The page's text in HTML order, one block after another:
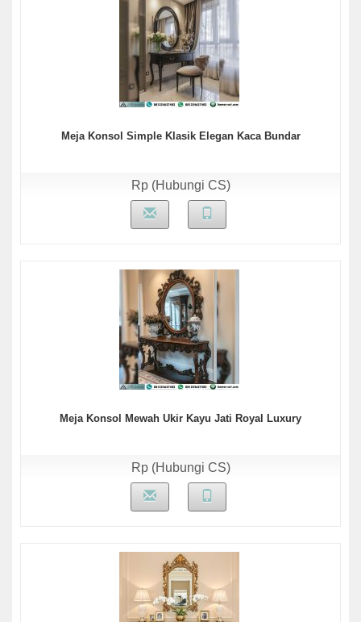
Meja Konsol Simple Klasik Elegan Kaca Bundar
Rp (Hubungi CS)
Meja Konsol Mewah Ukir Kayu Jati Royal Luxury
Rp (Hubungi CS)